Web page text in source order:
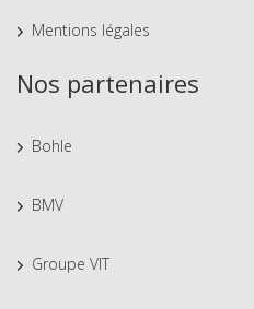
Mentions légales
Nos partenaires
Bohle
BMV
Groupe VIT